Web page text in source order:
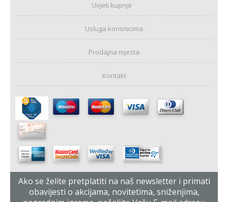
Uvjeti kupnje
Usluga korisnicima
Prodajna mjesta
Kontakt
Ako se želite pretplatiti na naš newsletter i primati
obavijesti o akcijama, novitetima, sniženjima,